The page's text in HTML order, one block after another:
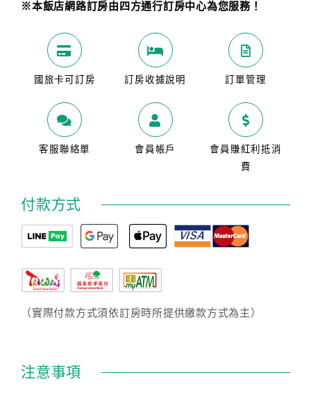
※本飯店網路訂房由四方通行訂房中心為您服務！
國旅卡可訂房 訂房收據說明 訂單管理
客服聯絡單 會員帳戶
會員賺紅利抵消
費
付款方式
（實際付款方式須依訂房時所提供繳款方式為主）
注意事項